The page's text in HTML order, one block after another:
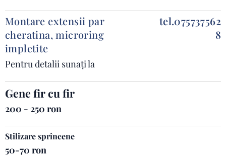
Montare extensii par
cheratina, microring
impletite
Pentru detalii sunați la
tel.075737562
8
Gene fir cu fir
200 - 250 ron
Stilizare sprîncene
50-70 ron